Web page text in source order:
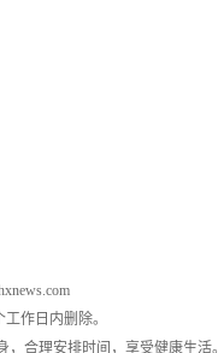
作日内删除。
合理安排时间，享受健康生活。